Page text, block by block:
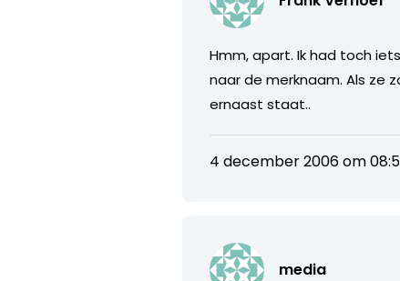
Hmm, apart. Ik had toch
naar de merknaam. Als ze
ernaast staat..
4 december 2006 om
media